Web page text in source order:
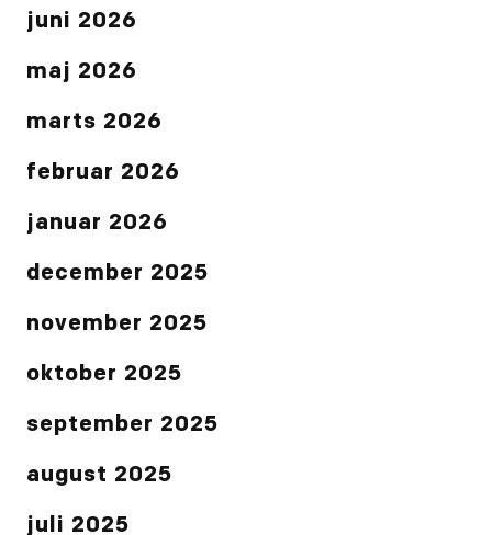
juni 2026
maj 2026
marts 2026
februar 2026
januar 2026
december 2025
november 2025
oktober 2025
september 2025
august 2025
juli 2025